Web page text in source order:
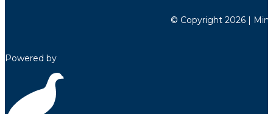
© Copyright 2026 |
Powered by